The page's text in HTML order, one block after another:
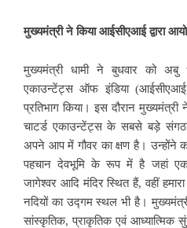
मुख्यमंत्री ने किया आईसीएआई द्वारा
मुख्यमंत्री धामी ने बुधवार को अबु
एकाउन्टेंट्स ऑफ इंडिया (आईसीएआई)
प्रतिभाग किया। इस दौरान
चाटर्ड एकाउन्टेंट्स के सबसे बड़े
अपने आप में गौवर का क्षण है। उन्होंने
पहचान देवभूमि के रूप में है जहां एक
जागेश्वर आदि मंदिर स्थित हैं, वहीं
नदियों का उद्गम स्थल भी है।
सांस्कृतिक, प्राकृतिक एवं आध्यात्मिक